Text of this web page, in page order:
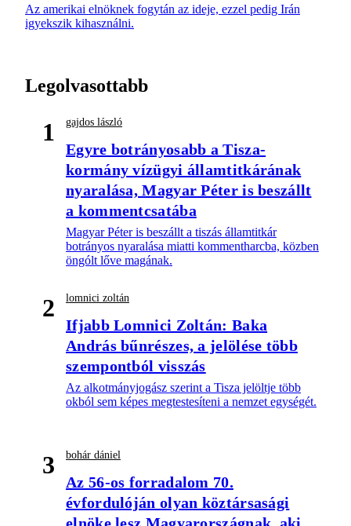
Az amerikai elnöknek fogytán az ideje, ezzel pedig Irán
igyekszik kihasználni.
Legolvasottabb
1 gajdos lászló
Egyre botrányosabb a Tisza-
kormány vízügyi államtitkárának
nyaralása, Magyar Péter is beszállt
a kommentcsatába
Magyar Péter is beszállt a tiszás államtitkár
botrányos nyaralása miatti kommentharcba, közben
öngólt lőve magának.
2 lomnici zoltán
Ifjabb Lomnici Zoltán: Baka
András bűnrészes, a jelölése több
szempontból visszás
Az alkotmányjogász szerint a Tisza jelöltje több
okból sem képes megtestesíteni a nemzet egységét.
3 bohár dániel
Az 56-os forradalom 70.
évfordulóján olyan köztársasági